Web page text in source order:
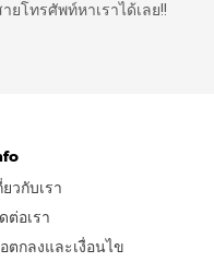
ยโทรศัพท์หาเราได้เลย!!
ยวกับเรา
ต่อเรา
ตกลงและเงื่อนไข